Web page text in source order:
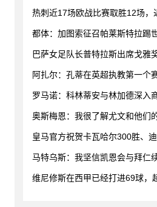
热刺近17场欧战比赛取胜12场，
都体：加图索征召帕莱斯特拉踢
巴萨女足队长普特拉斯出席戈雅
阿扎尔：孔蒂在英超执教第一个
罗马诺：科林蒂安与林加德深入
奥斯梅恩：我很了解尤文和他们
皇马官方祝贺卡瓦哈尔300胜、
马特乌斯：我坚信凯恩会与拜仁
维尼修斯在西甲已经打进69球，